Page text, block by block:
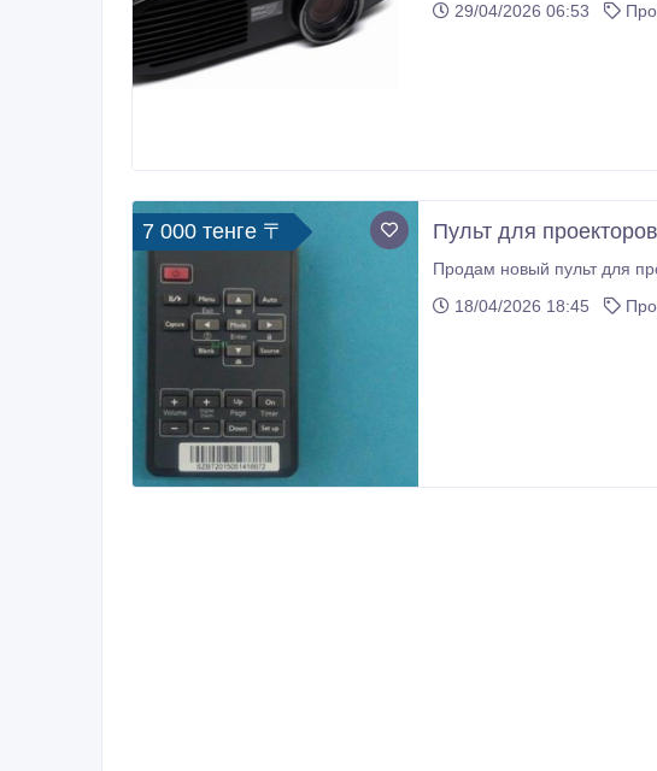
29/04/2026 06:53
7 000 тенге 〒 Пульт для проекторов
Продам новый пульт для
18/04/2026 18:45